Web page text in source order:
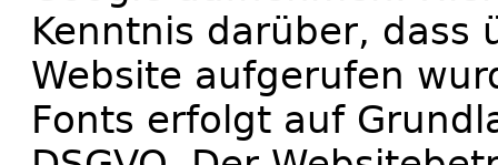
Kenntnis darüber, dass
Website aufgerufen
Fonts erfolgt auf